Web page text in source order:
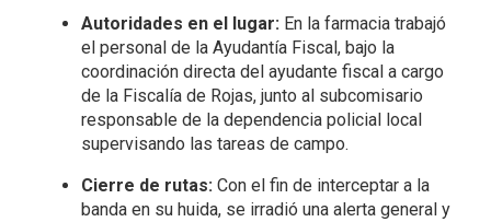
Autoridades en el lugar:En la farmacia trabajó
el personal de la Ayudantía Fiscal, bajo la
coordinación directa del ayudante fiscal a cargo
de la Fiscalía de Rojas, junto al subcomisario
responsable de la dependencia policial local
supervisando las tareas de campo.
Cierre de rutas:Con el fin de interceptar a la
banda en su huida, se irradió una alerta general y